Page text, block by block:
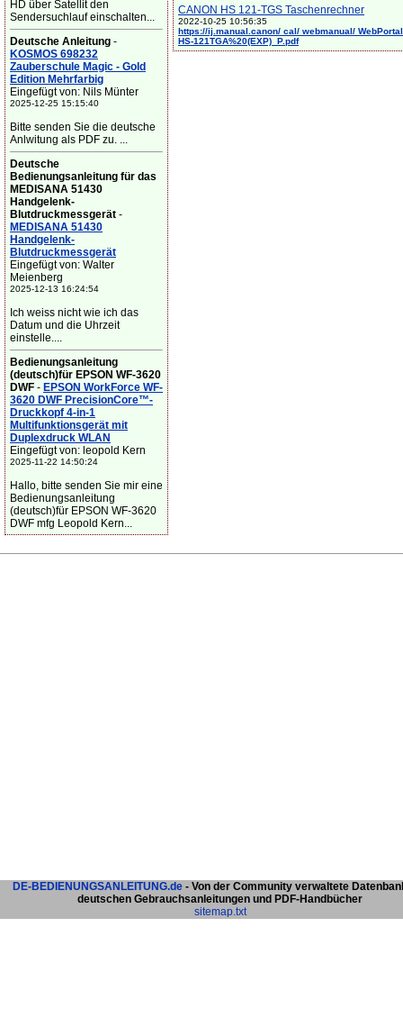
HD über Satellit den
Sendersuchlauf einschalten...
Deutsche Anleitung -
KOSMOS 698232
Zauberschule Magic - Gold
Edition Mehrfarbig
Eingefügt von: Nils Münter
2025-12-25 15:15:40
Bitte senden Sie die deutsche
Anlwitung als PDF zu. ...
Deutsche
Bedienungsanleitung für das
MEDISANA 51430
Handgelenk-
Blutdruckmessgerät -
MEDISANA 51430
Handgelenk-
Blutdruckmessgerät
Eingefügt von: Walter
Meienberg
2025-12-13 16:24:54
Ich weiss nicht wie ich das
Datum und die Uhrzeit
einstelle....
Bedienungsanleitung
(deutsch)für EPSON WF-3620
DWF - EPSON WorkForce WF-
3620 DWF PrecisionCore™-
Druckkopf 4-in-1
Multifunktionsgerät mit
Duplexdruck WLAN
Eingefügt von: leopold Kern
2025-11-22 14:50:24
Hallo, bitte senden Sie mir eine
Bedienungsanleitung
(deutsch)für EPSON WF-3620
DWF mfg Leopold Kern...
CANON HS 121-TGS Taschenrechner
2022-10-25 10:56:35
https://ij.manual.canon/ cal/ webmanual/
HS-121TGA%20(EXP)_P.pdf
DE-BEDIENUNGSANLEITUNG.de - Von der Community verwaltete
deutschen Gebrauchsanleitungen und PDF-Handbücher
sitemap.txt